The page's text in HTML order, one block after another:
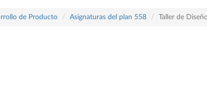
de Producto Asignaturas del plan 558 Taller de